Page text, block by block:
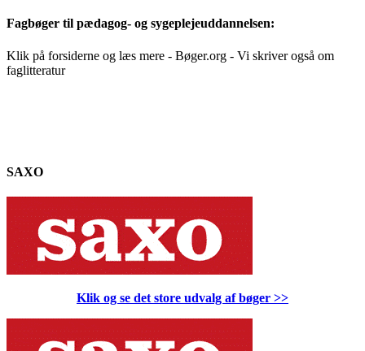
Fagbøger til pædagog- og sygeplejeuddannelsen:
Klik på forsiderne og læs mere - Bøger.org - Vi skriver også om
faglitteratur
SAXO
Klik og se det store udvalg af bøger >>